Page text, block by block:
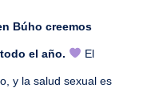
Búho creemos
el año. El
y la salud sexual es